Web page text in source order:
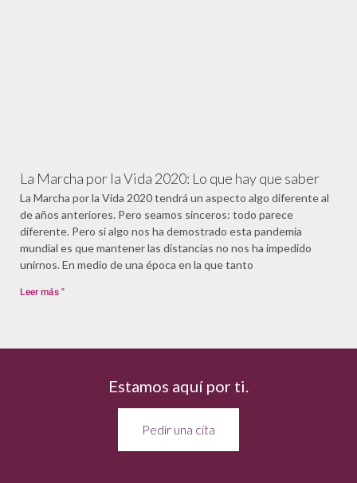
La Marcha por la Vida 2020: Lo que hay que saber
La Marcha por la Vida 2020 tendrá un aspecto algo diferente al
de años anteriores. Pero seamos sinceros: todo parece
diferente. Pero si algo nos ha demostrado esta pandemia
mundial es que mantener las distancias no nos ha impedido
unirnos. En medio de una época en la que tanto
Leer más "
Estamos aquí por ti.
Pedir una cita